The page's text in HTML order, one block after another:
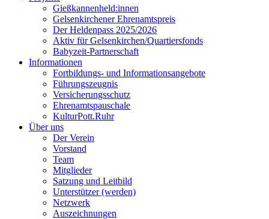
Gießkannenheld:innen
Gelsenkirchener Ehrenamtspreis
Der Heldenpass 2025/2026
Aktiv für Gelsenkirchen/Quartiersfonds
Babyzeit-Partnerschaft
Informationen
Fortbildungs- und Informationsangebote
Führungszeugnis
Versicherungsschutz
Ehrenamtspauschale
KulturPott.Ruhr
Über uns
Der Verein
Vorstand
Team
Mitglieder
Satzung und Leitbild
Unterstützer (werden)
Netzwerk
Auszeichnungen